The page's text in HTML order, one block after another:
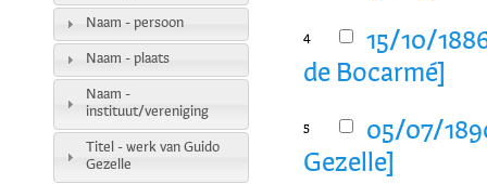
4
15/10/
de Bocarmé]
5
05/07/
Gezelle]
Naam - persoon
Naam - plaats
Naam -
instituut/vereniging
Titel - werk van Guido
Gezelle